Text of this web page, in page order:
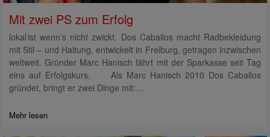
Mit zwei PS zum Erfolg
lokal ist wenn’s nicht zwickt. Dos Caballos macht Radbekleidung
mit Stil – und Haltung, entwickelt in Freiburg, getragen inzwischen
weltweit. Gründer Marc Hanisch fährt mit der Sparkasse seit Tag
eins auf Erfolgskurs. Als Marc Hanisch 2010 Dos Caballos
gründet, bringt er zwei Dinge mit:…
Mehr lesen